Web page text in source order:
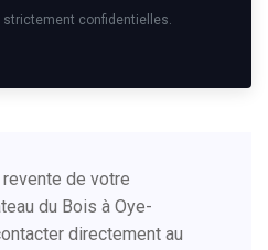
confidentielles.
de votre
du Bois à Oye-
directement au